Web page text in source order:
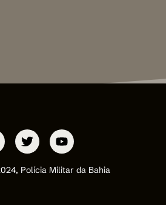
Polícia Militar da Bahia